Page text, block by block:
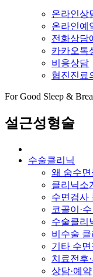
온라인상
온라인예
전화상담
카카오톡
비용상담
협진진료
For Good Sleep &
설근성형술
수술클리닉
왜 숨수
클리닉소
수면검사
코골이·
수술클리
비수술 클
기타 수
치료전후·
상담·예약